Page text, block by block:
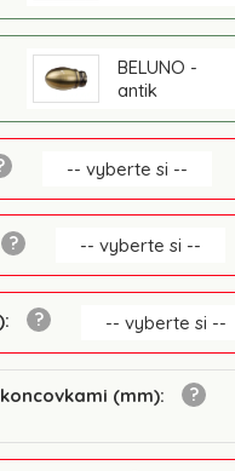
BELUNO -
antik
-- vyberte si --
-- vyberte si --
: -- vyberte si --
(mm):